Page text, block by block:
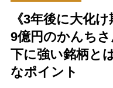
《3年後に大化
9億円のかんち
下に強い銘柄と
なポイント